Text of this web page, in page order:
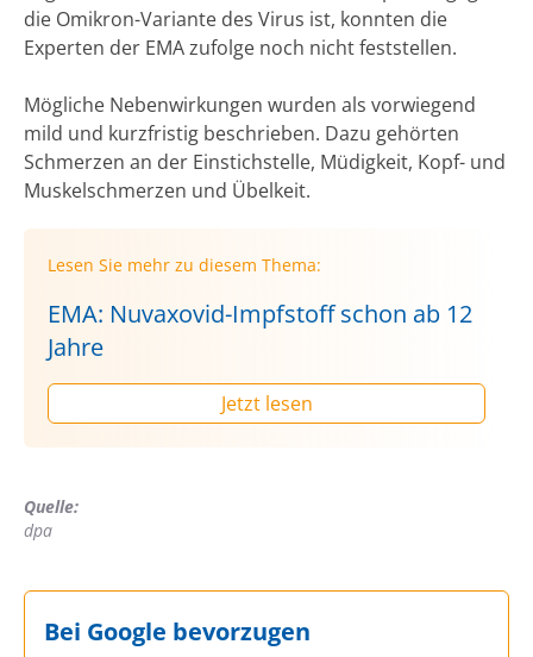
die Omikron-Variante des Virus ist, konnten die
Experten der EMA zufolge noch nicht feststellen.
Mögliche Nebenwirkungen wurden als vorwiegend
mild und kurzfristig beschrieben. Dazu gehörten
Schmerzen an der Einstichstelle, Müdigkeit, Kopf- und
Muskelschmerzen und Übelkeit.
Lesen Sie mehr zu diesem Thema:
EMA: Nuvaxovid-Impfstoff schon ab 12
Jahre
Jetzt lesen
Quelle:
dpa
Bei Google bevorzugen